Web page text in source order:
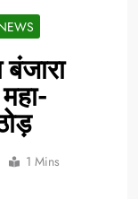
1 Mins